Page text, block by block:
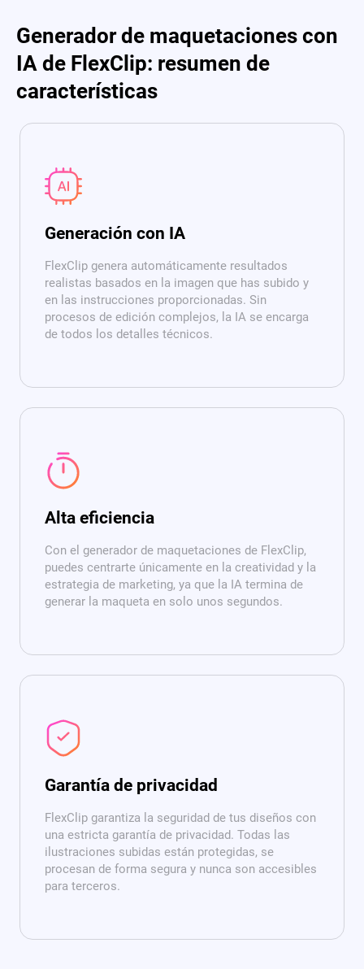
Generador de maquetaciones con
IA de FlexClip: resumen de
características
Generación con IA
FlexClip genera automáticamente resultados
realistas basados en la imagen que has subido y
en las instrucciones proporcionadas. Sin
procesos de edición complejos, la IA se encarga
de todos los detalles técnicos.
Alta eficiencia
Con el generador de maquetaciones de FlexClip,
puedes centrarte únicamente en la creatividad y la
estrategia de marketing, ya que la IA termina de
generar la maqueta en solo unos segundos.
Garantía de privacidad
FlexClip garantiza la seguridad de tus diseños con
una estricta garantía de privacidad. Todas las
ilustraciones subidas están protegidas, se
procesan de forma segura y nunca son accesibles
para terceros.